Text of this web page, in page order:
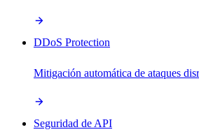
DDoS Protection
Mitigación automática de ataques
Seguridad de API